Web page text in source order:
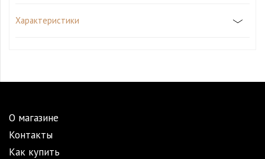
Характеристики
О магазине
Контакты
Как купить